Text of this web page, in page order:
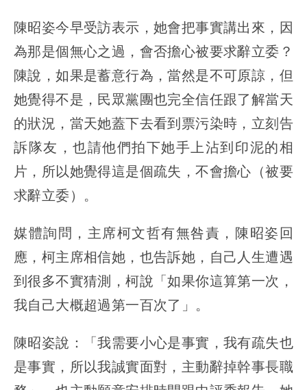
陳昭姿今早受訪表示，她會把事實講出來，因
為那是個無心之過，會否擔心被要求辭立委？
陳說，如果是蓄意行為，當然是不可原諒，但
她覺得不是，民眾黨團也完全信任跟了解當天
的狀況，當天她蓋下去看到票污染時，立刻告
訴隊友，也請他們拍下她手上沾到印泥的相
片，所以她覺得這是個疏失，不會擔心（被要
求辭立委）。
媒體詢問，主席柯文哲有無咎責，陳昭姿回
應，柯主席相信她，也告訴她，自己人生遭遇
到很多不實猜測，柯說「如果你這算第一次，
我自己大概超過第一百次了」。
陳昭姿說：「我需要小心是事實，我有疏失也
是事實，所以我誠實面對，主動辭掉幹事長職